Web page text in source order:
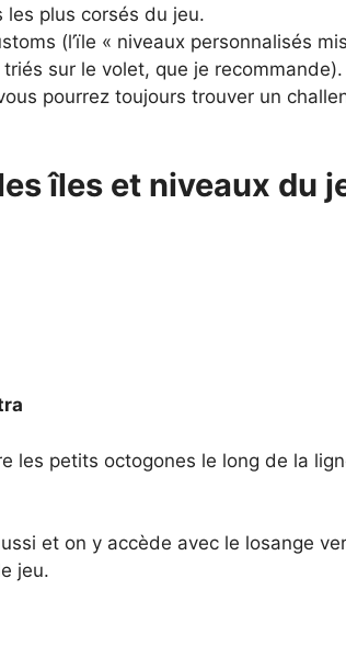
les plus corsés du jeu.
(l’ïle « niveaux personnalisés
sur le volet, que je
pourrez toujours trouver un
îles et niveaux du
les petits octogones le long de la
et on y accède avec le losange
jeu.